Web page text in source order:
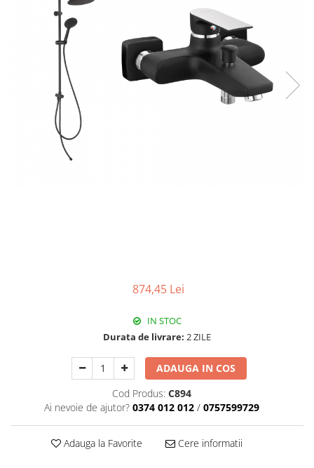
Sigurante Legrand
Sigurante Schneider
Tablouri electrice
Tablouri Gewiss
874,45 Lei
IN STOC
Durata de livrare: 2 ZILE
ADAUGA IN COS
Cod Produs: C894
Ai nevoie de ajutor? 0374 012 012 / 0757599729
Adauga la Favorite Cere informatii